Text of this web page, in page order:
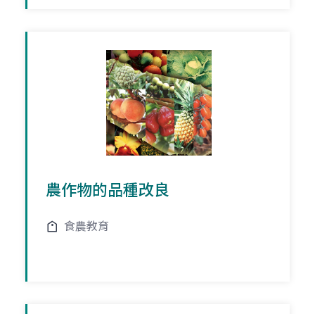
農作物的品種改良
食農教育